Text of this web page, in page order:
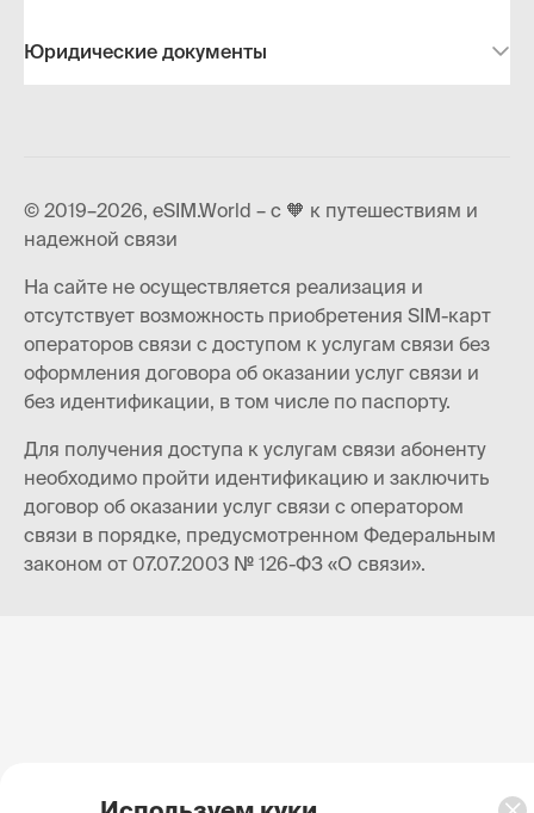
Юридические документы
© 2019–2026, eSIM.World – с 🧡 к путешествиям и
надежной связи
На сайте не осуществляется реализация и
отсутствует возможность приобретения SIM-карт
операторов связи с доступом к услугам связи без
оформления договора об оказании услуг связи и
без идентификации, в том числе по паспорту.
Для получения доступа к услугам связи абоненту
необходимо пройти идентификацию и заключить
договор об оказании услуг связи с оператором
связи в порядке, предусмотренном Федеральным
законом от 07.07.2003 № 126-ФЗ «О связи».